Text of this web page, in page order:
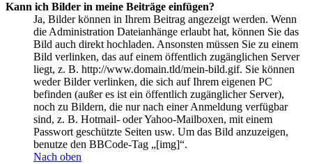
Kann ich Bilder in meine Beiträge einfügen?
Ja, Bilder können in Ihrem Beitrag angezeigt werden. Wenn
die Administration Dateianhänge erlaubt hat, können Sie das
Bild auch direkt hochladen. Ansonsten müssen Sie zu einem
Bild verlinken, das auf einem öffentlich zugänglichen Server
liegt, z. B. http://www.domain.tld/mein-bild.gif. Sie können
weder Bilder verlinken, die sich auf Ihrem eigenen PC
befinden (außer es ist ein öffentlich zugänglicher Server),
noch zu Bildern, die nur nach einer Anmeldung verfügbar
sind, z. B. Hotmail- oder Yahoo-Mailboxen, mit einem
Passwort geschützte Seiten usw. Um das Bild anzuzeigen,
benutze den BBCode-Tag „[img]“.
Nach oben